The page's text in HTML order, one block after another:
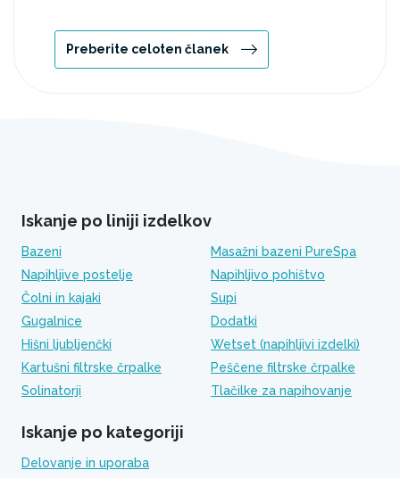
Preberite celoten članek
Iskanje po liniji izdelkov
Bazeni
Masažni bazeni PureSpa
Napihljive postelje
Napihljivo pohištvo
Čolni in kajaki
Supi
Gugalnice
Dodatki
Hišni ljubljenčki
Wetset (napihljivi izdelki)
Kartušni filtrske črpalke
Peščene filtrske črpalke
Solinatorji
Tlačilke za napihovanje
Iskanje po kategoriji
Delovanje in uporaba